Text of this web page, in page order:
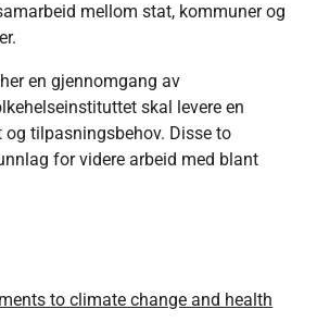
mellom stat, kommuner og
en gjennomgang av
skal levere en
og tilpasningsbehov. Disse to
for videre arbeid med blant
to climate change and health